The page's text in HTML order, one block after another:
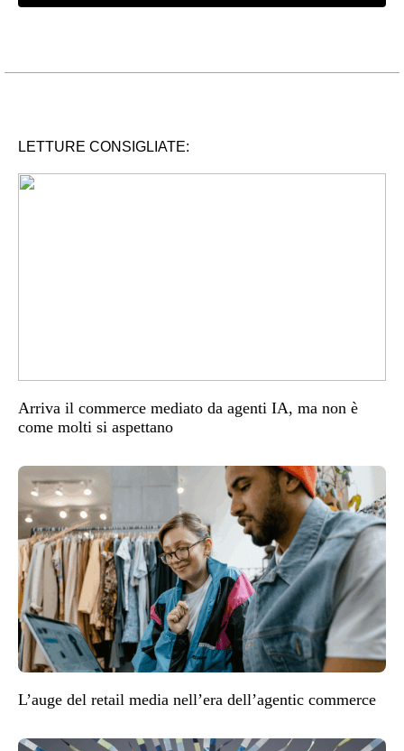
LETTURE CONSIGLIATE:
Arriva il commerce mediato da agenti IA, ma non è
come molti si aspettano
L’auge del retail media nell’era dell’agentic commerce